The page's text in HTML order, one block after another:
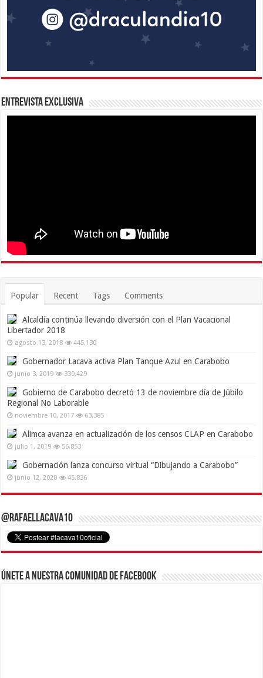
Entrevista Exclusiva
Popular Recent Tags Comments
Alcaldía continúa llevando diversión con el Plan Vacacional
Libertador 2018
agosto 13, 2018 445,130
Gobernador Lacava activa Plan Tanque Azul en Carabobo
junio 3, 2019 330,429
Gobierno de Carabobo decretó 13 de noviembre día de Júbilo
Regional No Laborable
noviembre 10, 2017 63,385
Alimca avanza en actualización de los censos CLAP en Carabobo
julio 1, 2019 56,853
Gobernación lanza concurso virtual “Dibujando a Carabobo”
junio 12, 2020 45,836
@RafaelLacava10
Únete a nuestra comunidad de Facebook